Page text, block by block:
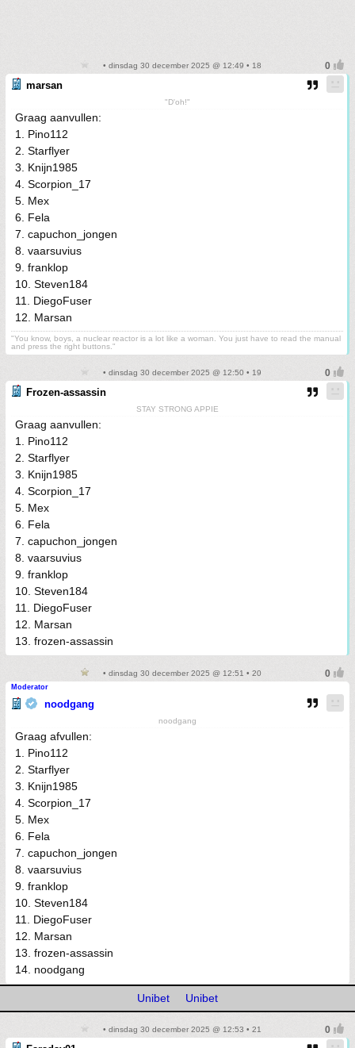
• dinsdag 30 december 2025 @ 12:49 • 18
marsan
"D'oh!"
Graag aanvullen:
1. Pino112
2. Starflyer
3. Knijn1985
4. Scorpion_17
5. Mex
6. Fela
7. capuchon_jongen
8. vaarsuvius
9. franklop
10. Steven184
11. DiegoFuser
12. Marsan
"You know, boys, a nuclear reactor is a lot like a woman. You just have to read the manual
and press the right buttons."
• dinsdag 30 december 2025 @ 12:50 • 19
Frozen-assassin
STAY STRONG APPIE
Graag aanvullen:
1. Pino112
2. Starflyer
3. Knijn1985
4. Scorpion_17
5. Mex
6. Fela
7. capuchon_jongen
8. vaarsuvius
9. franklop
10. Steven184
11. DiegoFuser
12. Marsan
13. frozen-assassin
• dinsdag 30 december 2025 @ 12:51 • 20
Moderator
noodgang
noodgang
Graag afvullen:
1. Pino112
2. Starflyer
3. Knijn1985
4. Scorpion_17
5. Mex
6. Fela
7. capuchon_jongen
8. vaarsuvius
9. franklop
10. Steven184
11. DiegoFuser
12. Marsan
13. frozen-assassin
14. noodgang
Unibet Unibet
• dinsdag 30 december 2025 @ 12:53 • 21